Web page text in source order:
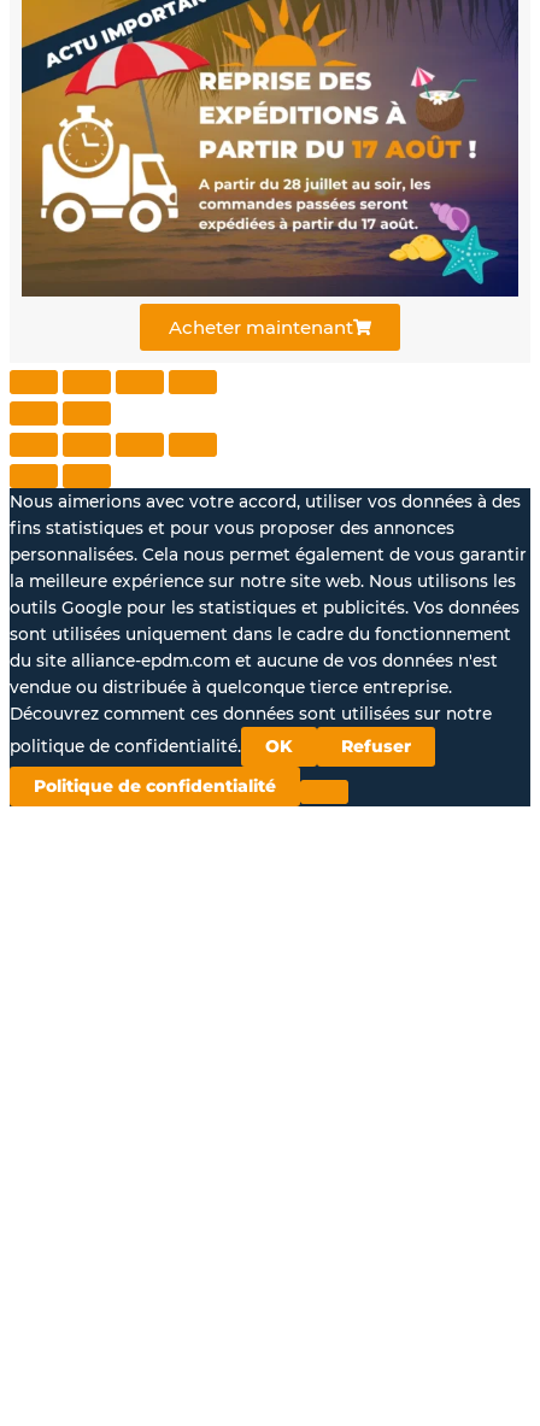
c
e
b
o
o
k
-
f
u
t
u
b
e
n
k
e
d
i
n
Acheter maintenant
Nous aimerions avec votre accord, utiliser vos données à des
fins statistiques et pour vous proposer des annonces
personnalisées. Cela nous permet également de vous garantir
la meilleure expérience sur notre site web. Nous utilisons les
outils Google pour les statistiques et publicités. Vos données
sont utilisées uniquement dans le cadre du fonctionnement
du site alliance-epdm.com et aucune de vos données n'est
vendue ou distribuée à quelconque tierce entreprise.
Découvrez comment ces données sont utilisées sur notre
politique de confidentialité.
OK Refuser
Politique de confidentialité